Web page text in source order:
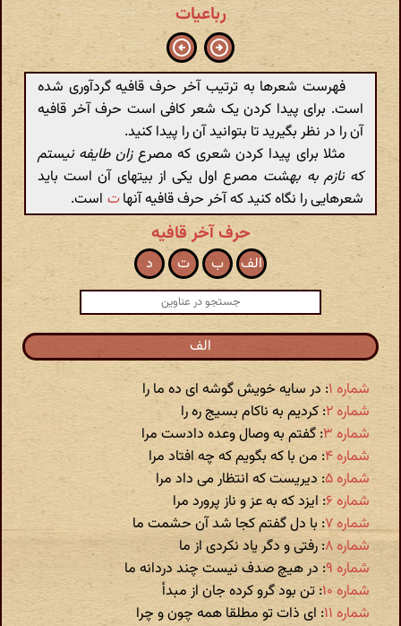
رباعیات
فهرست شعرها به ترتیب آخر حرف قافیه گردآوری شده
است. برای پیدا کردن یک شعر کافی است حرف آخر قافیه
آن را در نظر بگیرید تا بتوانید آن را پیدا کنید.
مثلا برای پیدا کردن شعری که مصرعزان طایفه نیستم
که نازم به بهشت مصرع اول یکی از بیتهای آن است باید
شعرهایی را نگاه کنید که آخر حرف قافیه آنهات است.
حرف آخر قافیه
الف ب ت د
الف
شماره ۱ : در سایه خویش گوشه ای ده ما را
شماره ۲ : کردیم به ناکام بسیج ره را
شماره ۳ : گفتم به وصال وعده دادست مرا
شماره ۴ : من با که بگویم که چه افتاد مرا
شماره ۵ : دیریست که انتظار می داد مرا
شماره ۶ : ایزد که به عز و ناز پرورد مرا
شماره ۷ : با دل گفتم کجا شد آن حشمت ما
شماره ۸ : رفتی و دگر یاد نکردی از ما
شماره ۹ : در هیچ صدف نیست چند دردانه ما
شماره ۱۰ : تن بود گرو کرده جان از مبدأ
شماره ۱۱ : ای ذات تو مطلقا همه چون و چرا